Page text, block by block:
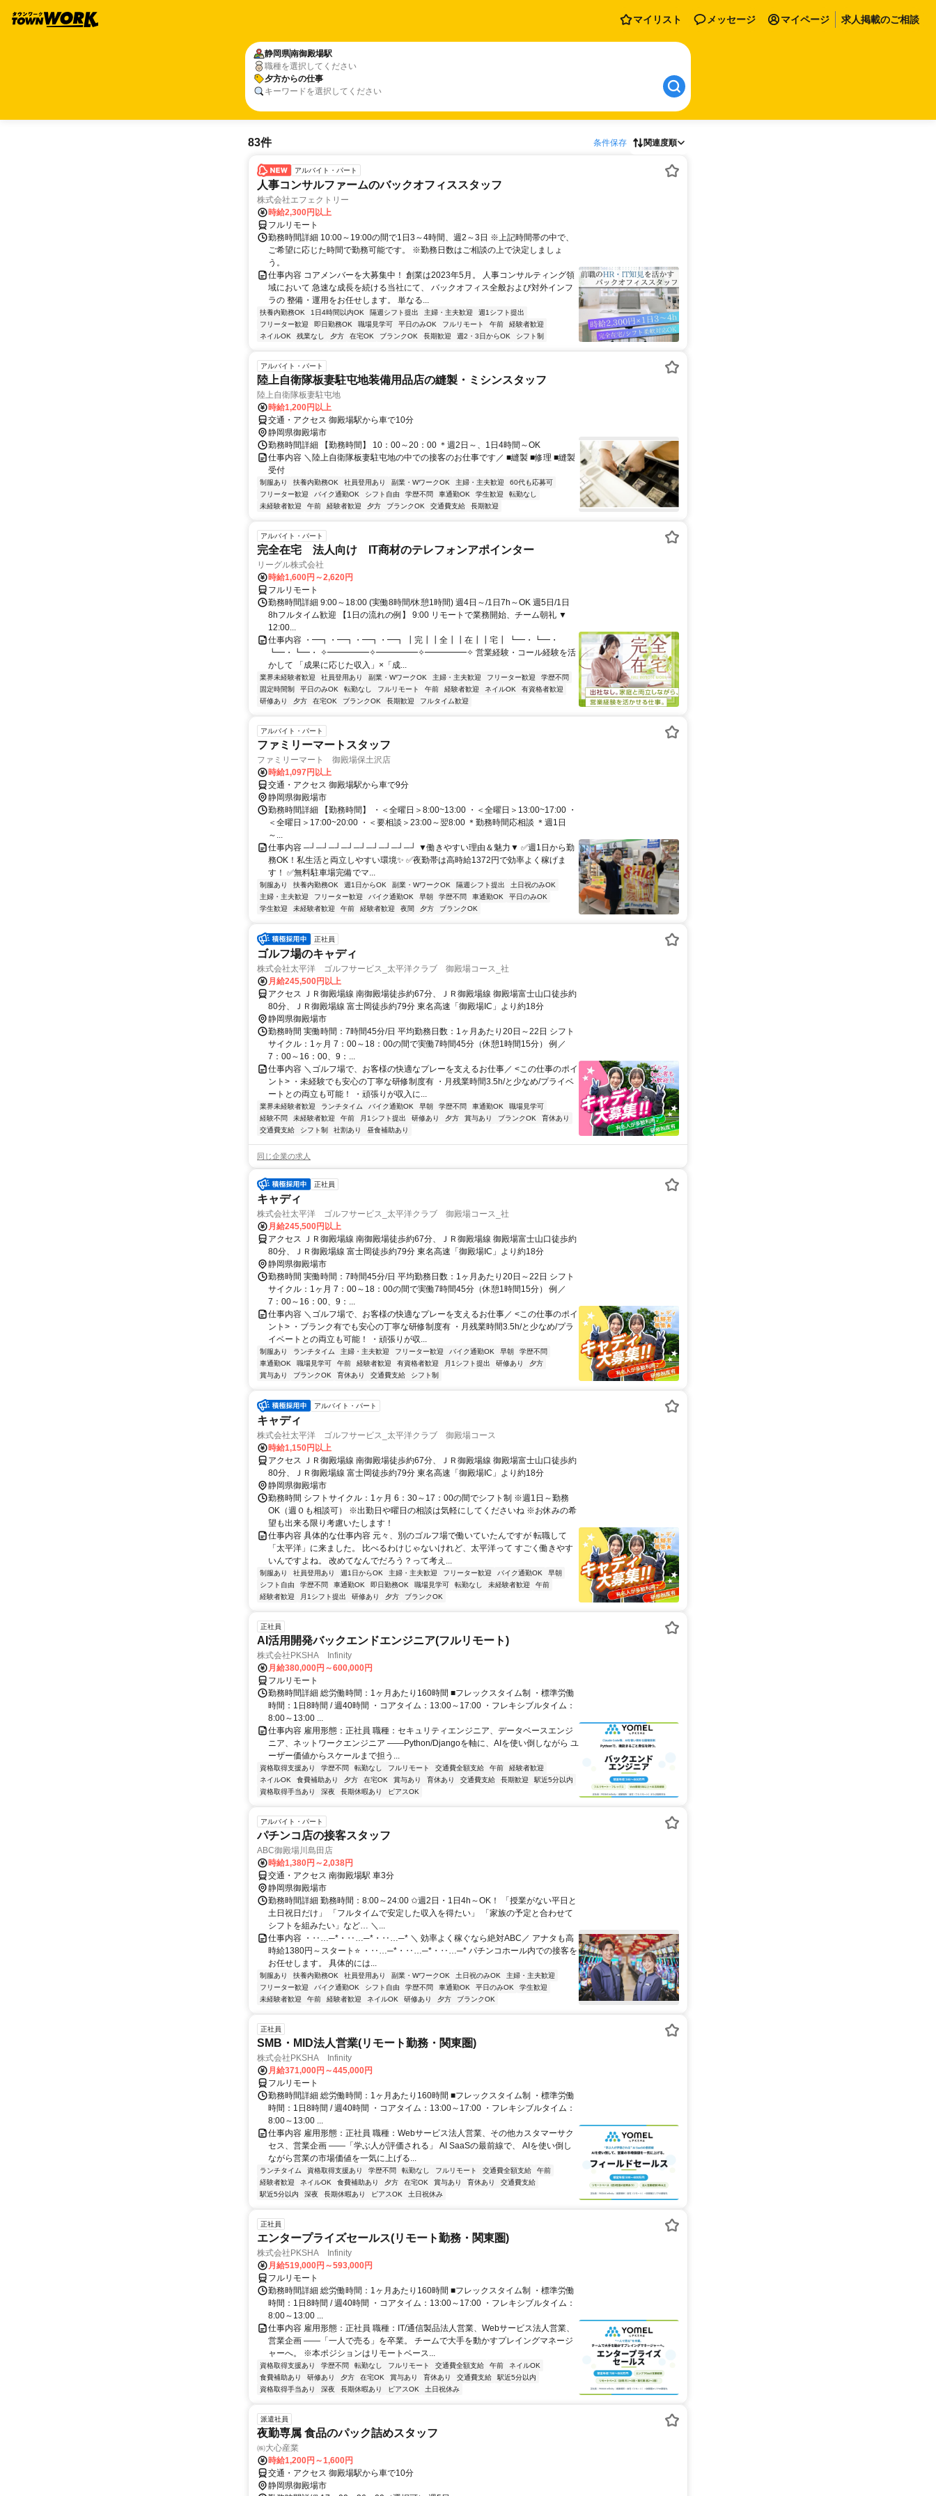
マイリスト メッセージ マイページ 求人掲載のご相談
静岡県南御殿場駅
職種を選択してください
夕方からの仕事
キーワードを選択してください
83件 条件保存 関連度順
アルバイト・パート
人事コンサルファームのバックオフィススタッフ
株式会社エフェクトリー
時給2,300円以上
フルリモート
勤務時間詳細 10:00～19:00の間で1日3～4時間、週2～3日 ※上記時間帯の中で、
ご希望に応じた時間で勤務可能です。 ※勤務日数はご相談の上で決定しましょ
う。
仕事内容 コアメンバーを大募集中！ 創業は2023年5月。 人事コンサルティング領
域において 急速な成長を続ける当社にて、 バックオフィス全般および対外インフ
ラの 整備・運用をお任せします。 単なる...
扶養内勤務OK 1日4時間以内OK 隔週シフト提出 主婦・主夫歓迎
週1シフト提出
フリーター歓迎
即日勤務OK 職場見学可 平日のみOK フルリモート 午前
経験者歓迎
ネイルOK
残業なし 夕方 在宅OK ブランクOK 長期歓迎 週2・3日からOK シフト制
アルバイト・パート
陸上自衛隊板妻駐屯地装備用品店の縫製・ミシンスタッフ
陸上自衛隊板妻駐屯地
時給1,200円以上
交通・アクセス 御殿場駅から車で10分
静岡県御殿場市
勤務時間詳細 【勤務時間】 10：00～20：00 ＊週2日～、1日4時間～OK
仕事内容 ＼陸上自衛隊板妻駐屯地の中での接客のお仕事です／ ■縫製 ■修理 ■縫製
受付
制服あり 扶養内勤務OK 社員登用あり 副業・WワークOK 主婦・主夫歓迎
60代も応募可
フリーター歓迎
バイク通勤OK シフト自由 学歴不問 車通勤OK 学生歓迎
転勤なし
未経験者歓迎
午前 経験者歓迎 夕方 ブランクOK 交通費支給 長期歓迎
アルバイト・パート
完全在宅 法人向け IT商材のテレフォンアポインター
リーグル株式会社
時給1,600円～2,620円
フルリモート
勤務時間詳細 9:00～18:00 (実働8時間/休憩1時間) 週4日～/1日7h～OK 週5日/1日
8hフルタイム歓迎 【1日の流れの例】 9:00 リモートで業務開始、チーム朝礼 ▼
12:00...
仕事内容 ・━┓・━┓・━┓・━┓ ┃完┃┃全┃┃在┃┃宅┃ ┗━・┗━・
┗━・┗━・ ✧━━━━━✧━━━━━✧━━━━━✧ 営業経験・コール経験を活
かして 「成果に応じた収入」×「成...
業界未経験者歓迎 社員登用あり 副業・WワークOK 主婦・主夫歓迎 フリーター歓迎
学歴不問
固定時間制
平日のみOK 転勤なし フルリモート 午前 経験者歓迎 ネイルOK
有資格者歓迎
研修あり
夕方 在宅OK ブランクOK 長期歓迎 フルタイム歓迎
アルバイト・パート
ファミリーマートスタッフ
ファミリーマート 御殿場保土沢店
時給1,097円以上
交通・アクセス 御殿場駅から車で9分
静岡県御殿場市
勤務時間詳細 【勤務時間】 ・＜全曜日＞8:00~13:00 ・＜全曜日＞13:00~17:00 ・
＜全曜日＞17:00~20:00 ・＜要相談＞23:00～翌8:00 ＊勤務時間応相談 ＊週1日
～...
仕事内容 ─┘─┘─┘─┘─┘─┘─┘─┘─┘ ▼働きやすい理由＆魅力▼ ✅週1日から勤
務OK！私生活と両立しやすい環境✨ ✅夜勤帯は高時給1372円で効率よく稼げま
す！ ✅無料駐車場完備でマ...
制服あり 扶養内勤務OK 週1日からOK 副業・WワークOK 隔週シフト提出
土日祝のみOK
主婦・主夫歓迎
フリーター歓迎 バイク通勤OK 早朝 学歴不問 車通勤OK
平日のみOK
学生歓迎
未経験者歓迎 午前 経験者歓迎 夜間 夕方 ブランクOK
正社員
ゴルフ場のキャディ
株式会社太平洋 ゴルフサービス_太平洋クラブ 御殿場コース_社
月給245,500円以上
アクセス ＪＲ御殿場線 南御殿場徒歩約67分、ＪＲ御殿場線 御殿場富士山口徒歩約
80分、ＪＲ御殿場線 富士岡徒歩約79分 東名高速「御殿場IC」より約18分
静岡県御殿場市
勤務時間 実働時間：7時間45分/日 平均勤務日数：1ヶ月あたり20日～22日 シフト
サイクル：1ヶ月 7：00～18：00の間で実働7時間45分（休憩1時間15分） 例／
7：00～16：00、9：...
仕事内容 ＼ゴルフ場で、お客様の快適なプレーを支えるお仕事／ <この仕事のポイ
ント> ・未経験でも安心の丁寧な研修制度有 ・月残業時間3.5h/と少なめ/プライベ
ートとの両立も可能！ ・頑張りが収入に...
業界未経験者歓迎 ランチタイム バイク通勤OK 早朝 学歴不問 車通勤OK
職場見学可
経験不問
未経験者歓迎 午前 月1シフト提出 研修あり 夕方 賞与あり ブランクOK
育休あり
交通費支給
シフト制 社割あり 昼食補助あり
同じ企業の求人
正社員
キャディ
株式会社太平洋 ゴルフサービス_太平洋クラブ 御殿場コース_社
月給245,500円以上
アクセス ＪＲ御殿場線 南御殿場徒歩約67分、ＪＲ御殿場線 御殿場富士山口徒歩約
80分、ＪＲ御殿場線 富士岡徒歩約79分 東名高速「御殿場IC」より約18分
静岡県御殿場市
勤務時間 実働時間：7時間45分/日 平均勤務日数：1ヶ月あたり20日～22日 シフト
サイクル：1ヶ月 7：00～18：00の間で実働7時間45分（休憩1時間15分） 例／
7：00～16：00、9：...
仕事内容 ＼ゴルフ場で、お客様の快適なプレーを支えるお仕事／ <この仕事のポイ
ント> ・ブランク有でも安心の丁寧な研修制度有 ・月残業時間3.5h/と少なめ/プラ
イベートとの両立も可能！ ・頑張りが収...
制服あり ランチタイム 主婦・主夫歓迎 フリーター歓迎 バイク通勤OK 早朝
学歴不問
車通勤OK
職場見学可 午前 経験者歓迎 有資格者歓迎 月1シフト提出 研修あり
夕方
賞与あり
ブランクOK 育休あり 交通費支給 シフト制
アルバイト・パート
キャディ
株式会社太平洋 ゴルフサービス_太平洋クラブ 御殿場コース
時給1,150円以上
アクセス ＪＲ御殿場線 南御殿場徒歩約67分、ＪＲ御殿場線 御殿場富士山口徒歩約
80分、ＪＲ御殿場線 富士岡徒歩約79分 東名高速「御殿場IC」より約18分
静岡県御殿場市
勤務時間 シフトサイクル：1ヶ月 6：30～17：00の間でシフト制 ※週1日～勤務
OK（週０も相談可） ※出勤日や曜日の相談は気軽にしてくださいね ※お休みの希
望も出来る限り考慮いたします！
仕事内容 具体的な仕事内容 元々、別のゴルフ場で働いていたんですが 転職して
「太平洋」に来ました。 比べるわけじゃないけれど、太平洋って すごく働きやす
いんですよね。 改めてなんでだろう？って考え...
制服あり 社員登用あり 週1日からOK 主婦・主夫歓迎 フリーター歓迎 バイク通勤OK
早朝
シフト自由
学歴不問 車通勤OK 即日勤務OK 職場見学可 転勤なし 未経験者歓迎
午前
経験者歓迎
月1シフト提出 研修あり 夕方 ブランクOK
正社員
AI活用開発バックエンドエンジニア(フルリモート)
株式会社PKSHA Infinity
月給380,000円～600,000円
フルリモート
勤務時間詳細 総労働時間：1ヶ月あたり160時間 ■フレックスタイム制 ・標準労働
時間：1日8時間 / 週40時間 ・コアタイム：13:00～17:00 ・フレキシブルタイム：
8:00～13:00 ...
仕事内容 雇用形態：正社員 職種：セキュリティエンジニア、データベースエンジ
ニア、ネットワークエンジニア ――Python/Djangoを軸に、AIを使い倒しながら ユ
ーザー価値からスケールまで担う...
資格取得支援あり 学歴不問 転勤なし フルリモート 交通費全額支給 午前
経験者歓迎
ネイルOK
食費補助あり 夕方 在宅OK 賞与あり 育休あり 交通費支給 長期歓迎
駅近5分以内
資格取得手当あり
深夜 長期休暇あり ピアスOK
アルバイト・パート
パチンコ店の接客スタッフ
ABC御殿場川島田店
時給1,380円～2,038円
交通・アクセス 南御殿場駅 車3分
静岡県御殿場市
勤務時間詳細 勤務時間：8:00～24:00 ✩週2日・1日4h～OK！ 「授業がない平日と
土日祝日だけ」 「フルタイムで安定した収入を得たい」 「家族の予定と合わせて
シフトを組みたい」など… ＼...
仕事内容 ・‥…─*・‥…─*・‥…─* ＼ 効率よく稼ぐなら絶対ABC／ アナタも高
時給1380円～スタート⭐ ・‥…─*・‥…─*・‥…─* パチンコホール内での接客を
お任せします。 具体的には...
制服あり 扶養内勤務OK 社員登用あり 副業・WワークOK 土日祝のみOK
主婦・主夫歓迎
フリーター歓迎
バイク通勤OK シフト自由 学歴不問 車通勤OK 平日のみOK
学生歓迎
未経験者歓迎
午前 経験者歓迎 ネイルOK 研修あり 夕方 ブランクOK
正社員
SMB・MID法人営業(リモート勤務・関東圏)
株式会社PKSHA Infinity
月給371,000円～445,000円
フルリモート
勤務時間詳細 総労働時間：1ヶ月あたり160時間 ■フレックスタイム制 ・標準労働
時間：1日8時間 / 週40時間 ・コアタイム：13:00～17:00 ・フレキシブルタイム：
8:00～13:00 ...
仕事内容 雇用形態：正社員 職種：Webサービス法人営業、その他カスタマーサク
セス、営業企画 ――「学ぶ人が評価される」 AI SaaSの最前線で、 AIを使い倒し
ながら営業の市場価値を一気に上げる...
ランチタイム 資格取得支援あり 学歴不問 転勤なし フルリモート 交通費全額支給
午前
経験者歓迎
ネイルOK 食費補助あり 夕方 在宅OK 賞与あり 育休あり
交通費支給
駅近5分以内
深夜 長期休暇あり ピアスOK 土日祝休み
正社員
エンタープライズセールス(リモート勤務・関東圏)
株式会社PKSHA Infinity
月給519,000円～593,000円
フルリモート
勤務時間詳細 総労働時間：1ヶ月あたり160時間 ■フレックスタイム制 ・標準労働
時間：1日8時間 / 週40時間 ・コアタイム：13:00～17:00 ・フレキシブルタイム：
8:00～13:00 ...
仕事内容 雇用形態：正社員 職種：IT/通信製品法人営業、Webサービス法人営業、
営業企画 ――「一人で売る」を卒業。 チームで大手を動かすプレイングマネージ
ャーへ。 ※本ポジションはリモートベース...
資格取得支援あり 学歴不問 転勤なし フルリモート 交通費全額支給 午前
ネイルOK
食費補助あり
研修あり 夕方 在宅OK 賞与あり 育休あり 交通費支給
駅近5分以内
資格取得手当あり
深夜 長期休暇あり ピアスOK 土日祝休み
派遣社員
夜勤専属 食品のパック詰めスタッフ
㈱大心産業
時給1,200円～1,600円
交通・アクセス 御殿場駅から車で10分
静岡県御殿場市